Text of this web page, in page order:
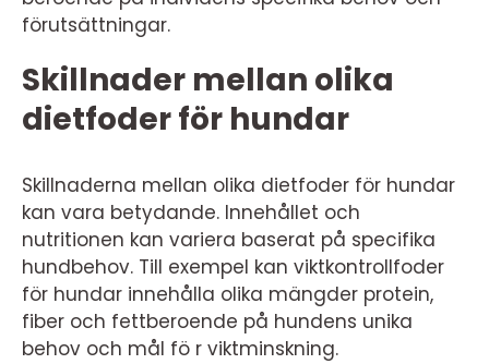
förutsättningar.
Skillnader mellan olika
dietfoder för hundar
Skillnaderna mellan olika dietfoder för hundar
kan vara betydande. Innehållet och
nutritionen kan variera baserat på specifika
hundbehov. Till exempel kan viktkontrollfoder
för hundar innehålla olika mängder protein,
fiber och fettberoende på hundens unika
behov och mål fö r viktminskning.